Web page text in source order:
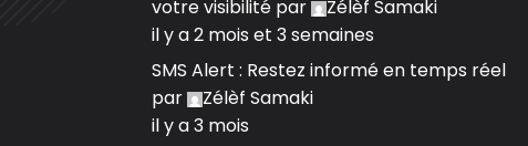
votre visibilité par
Zélèf Samaki
il y a 2 mois et 3 semaines
SMS Alert : Restez informé en temps réel
par
Zélèf Samaki
il y a 3 mois